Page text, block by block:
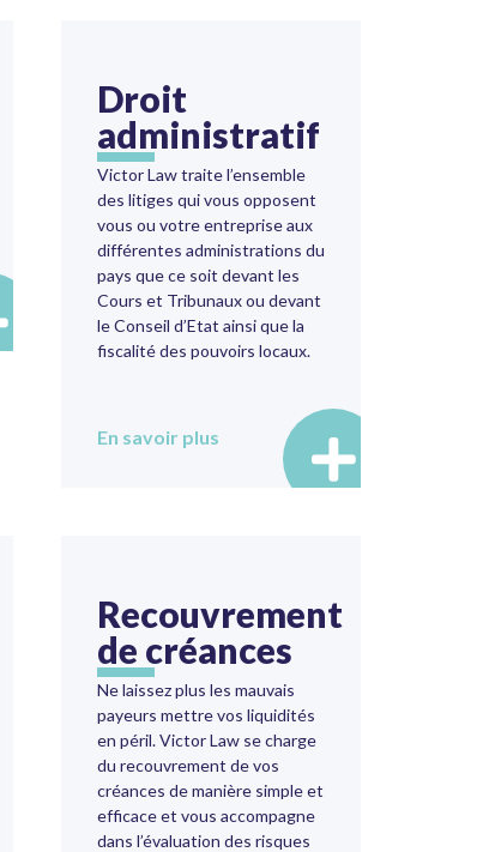
Droit
administratif
Victor Law traite l’ensemble
des litiges qui vous opposent
vous ou votre entreprise aux
différentes administrations du
pays que ce soit devant les
Cours et Tribunaux ou devant
le Conseil d’Etat ainsi que la
fiscalité des pouvoirs locaux.
En savoir plus
Recouvrement
de créances
Ne laissez plus les mauvais
payeurs mettre vos liquidités
en péril. Victor Law se charge
du recouvrement de vos
créances de manière simple et
efficace et vous accompagne
dans l’évaluation des risques